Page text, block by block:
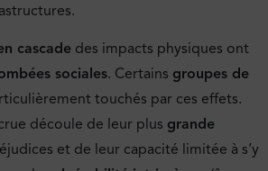
cascade des impacts physiques ont
sociales. Certains groupes de
touchés par ces effets.
découle de leur plus grande
et de leur capacité limitée à s’y